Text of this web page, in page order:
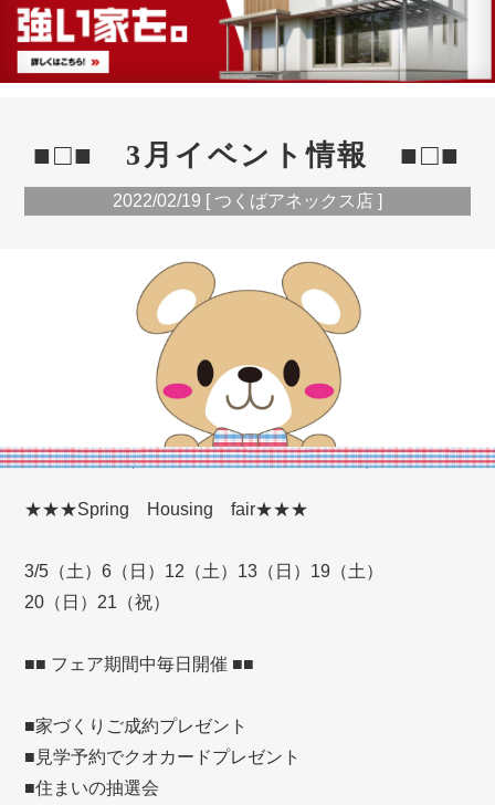
■□■ 3月イベント情報 ■□■
2022/02/19 [ つくばアネックス店 ]
★★★Spring Housing fair★★★
3/5（土）6（日）12（土）13（日）19（土）
20（日）21（祝）
■■ フェア期間中毎日開催 ■■
■家づくりご成約プレゼント
■見学予約でクオカードプレゼント
■住まいの抽選会